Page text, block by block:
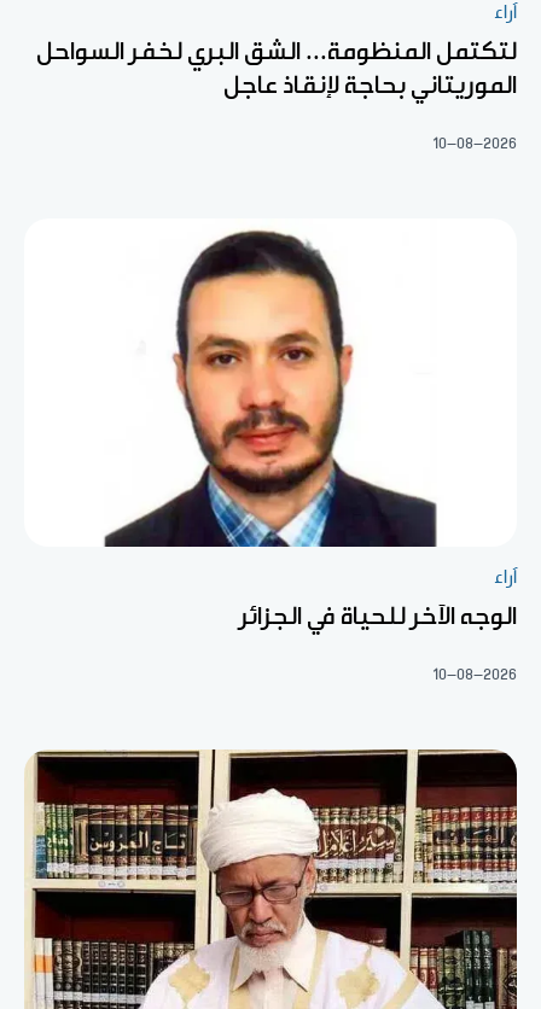
آراء
لتكتمل المنظومة... الشق البري لخفر السواحل
الموريتاني بحاجة لإنقاذ عاجل
10-08-2026
آراء
الوجه الآخر للحياة في الجزائر
10-08-2026